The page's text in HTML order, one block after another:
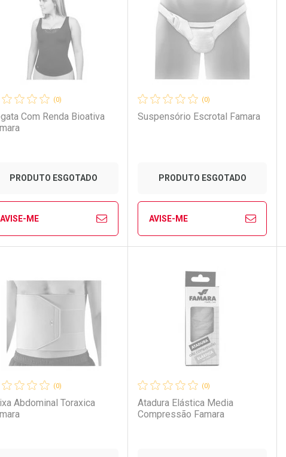
Ativar Desconto
Comprar sem Desconto
Menos
Comprar sem Desconto
Laboratório
Ver Desconto Convênio
Por Menos
(0)
Com Renda Bioativa
PRODUTO ESGOTADO
AVISE-ME
Menos
(0)
Suspensório Escrotal Famara
PRODUTO ESGOTADO
AVISE-ME
Laboratório
Por Menos
(0)
Abdominal Toraxica
(0)
Atadura Elástica Media
Compressão Famara